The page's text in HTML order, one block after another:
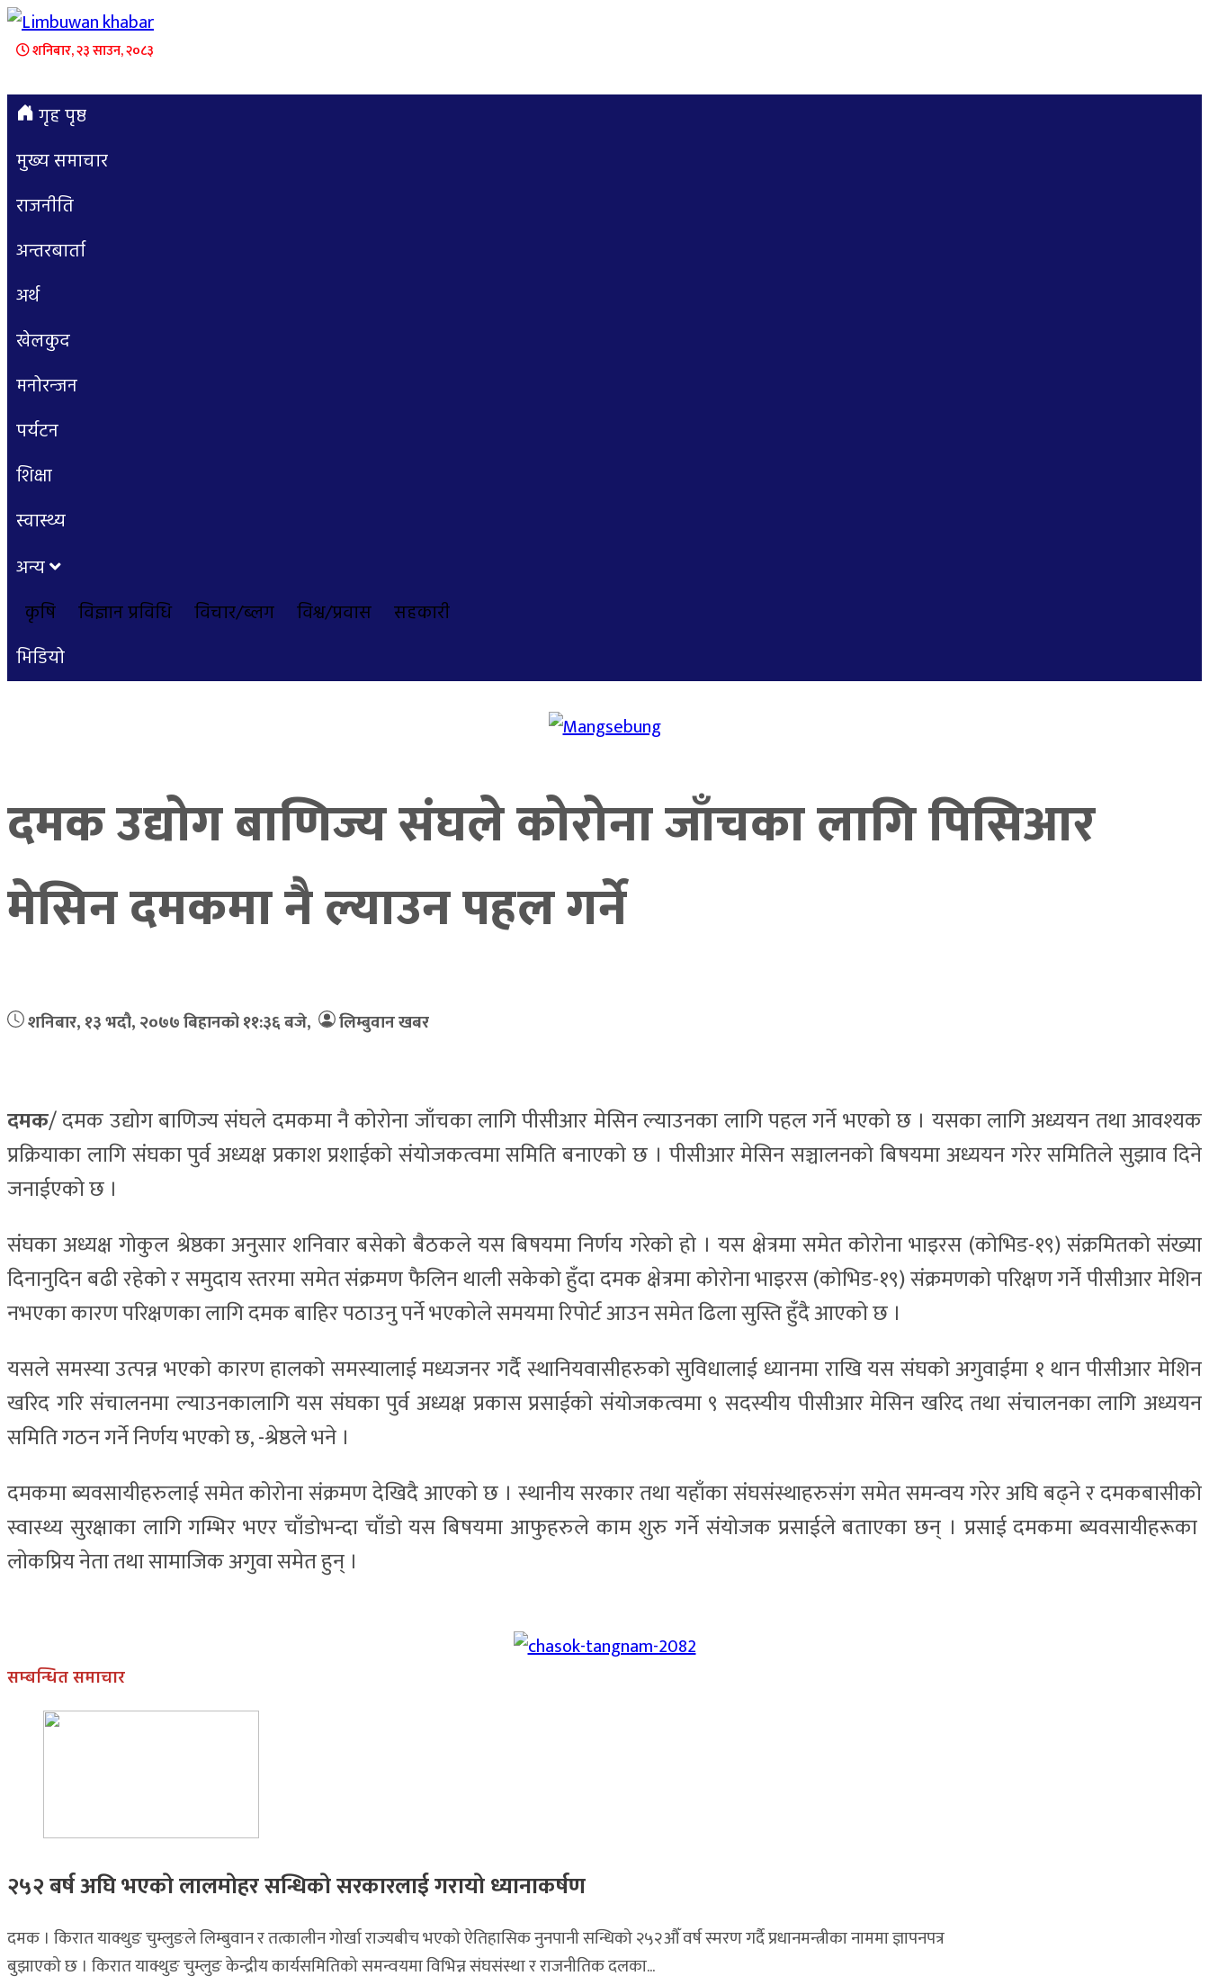
शनिबार, २३ साउन, २०८३
गृह पृष्ठ
मुख्य समाचार
राजनीति
अन्तरबार्ता
अर्थ
खेलकुद
मनोरन्जन
पर्यटन
शिक्षा
स्वास्थ्य
अन्य
कृषि
विज्ञान प्रविधि विचार/ब्लग विश्व/प्रवास
सहकारी
भिडियो
दमक उद्योग बाणिज्य संघले कोरोना जाँचका लागि पिसिआर
मेसिन दमकमा नै ल्याउन पहल गर्ने
शनिबार, १३ भदौ, २०७७बिहानको ११:३६ बजे, लिम्बुवान खबर
दमक/ दमक उद्योग बाणिज्य संघले दमकमा नै कोरोना जाँचका लागि पीसीआर मेसिन ल्याउनका लागि पहल गर्ने भएको छ । यसका लागि अध्ययन तथा आवश्यक
प्रक्रियाका लागि संघका पुर्व अध्यक्ष प्रकाश प्रशाईको संयोजकत्वमा समिति बनाएको छ । पीसीआर मेसिन सञ्चालनको बिषयमा अध्ययन गरेर समितिले सुझाव दिने
जनाईएको छ ।
संघका अध्यक्ष गोकुल श्रेष्ठका अनुसार शनिवार बसेको बैठकले यस बिषयमा निर्णय गरेको हो । यस क्षेत्रमा समेत कोरोना भाइरस (कोभिड-१९) संक्रमितको संख्या
दिनानुदिन बढी रहेको र समुदाय स्तरमा समेत संक्रमण फैलिन थाली सकेको हुँदा दमक क्षेत्रमा कोरोना भाइरस (कोभिड-१९) संक्रमणको परिक्षण गर्ने पीसीआर मेशिन
नभएका कारण परिक्षणका लागि दमक बाहिर पठाउनु पर्ने भएकोले समयमा रिपोर्ट आउन समेत ढिला सुस्ति हुँदै आएको छ ।
यसले समस्या उत्पन्न भएकाे कारण हालको समस्यालाई मध्यजनर गर्दै स्थानियवासीहरुको सुविधालाई ध्यानमा राखि यस संघको अगुवाईमा १ थान पीसीआर मेशिन
खरिद गरि संचालनमा ल्याउनकालागि यस संघका पुर्व अध्यक्ष प्रकास प्रसाईकाे संयोजकत्वमा ९ सदस्यीय पीसीआर मेसिन खरिद तथा संचालनका लागि अध्ययन
समिति गठन गर्ने निर्णय भएको छ, -श्रेष्ठले भने ।
दमकमा ब्यवसायीहरुलाई समेत कोरोना संक्रमण देखिदै आएको छ । स्थानीय सरकार तथा यहाँका संघसंस्थाहरुसंग समेत समन्वय गरेर अघि बढ्ने र दमकबासीको
स्वास्थ्य सुरक्षाका लागि गम्भिर भएर चाँडोभन्दा चाँडो यस बिषयमा आफुहरुले काम शुरु गर्ने संयोजक प्रसाईले बताएका छन् । प्रसाई दमकमा ब्यवसायीहरूका
लाेकप्रिय नेता तथा सामाजिक अगुवा समेत हुन् ।
सम्बन्धित समाचार
२५२ बर्ष अघि भएकाे लालमाेहर सन्धिकाे सरकारलाई गरायाे ध्यानाकर्षण
दमक । किरात याक्थुङ चुम्लुङले लिम्बुवान र तत्कालीन गोर्खा राज्यबीच भएको ऐतिहासिक नुनपानी सन्धिको २५२औँ वर्ष स्मरण गर्दै प्रधानमन्त्रीका नाममा ज्ञापनपत्र
बुझाएको छ । किरात याक्थुङ चुम्लुङ केन्द्रीय कार्यसमितिको समन्वयमा विभिन्न संघसंस्था र राजनीतिक दलका...